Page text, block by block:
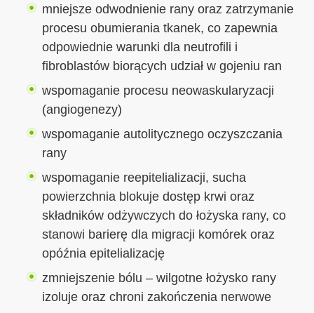
mniejsze odwodnienie rany oraz zatrzymanie
procesu obumierania tkanek, co zapewnia
odpowiednie warunki dla neutrofili i
fibroblastów biorących udział w gojeniu ran
wspomaganie procesu neowaskularyzacji
(angiogenezy)
wspomaganie autolitycznego oczyszczania
rany
wspomaganie reepitelializacji, sucha
powierzchnia blokuje dostęp krwi oraz
składników odżywczych do łożyska rany, co
stanowi barierę dla migracji komórek oraz
opóźnia epitelializację
zmniejszenie bólu – wilgotne łożysko rany
izoluje oraz chroni zakończenia nerwowe